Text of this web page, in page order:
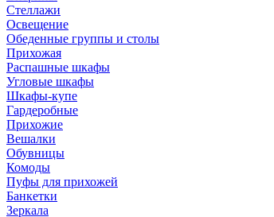
Стеллажи
Освещение
Обеденные группы и столы
Прихожая
Распашные шкафы
Угловые шкафы
Шкафы-купе
Гардеробные
Прихожие
Вешалки
Обувницы
Комоды
Пуфы для прихожей
Банкетки
Зеркала